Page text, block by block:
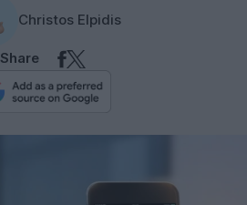
Christos Elpidis
Share